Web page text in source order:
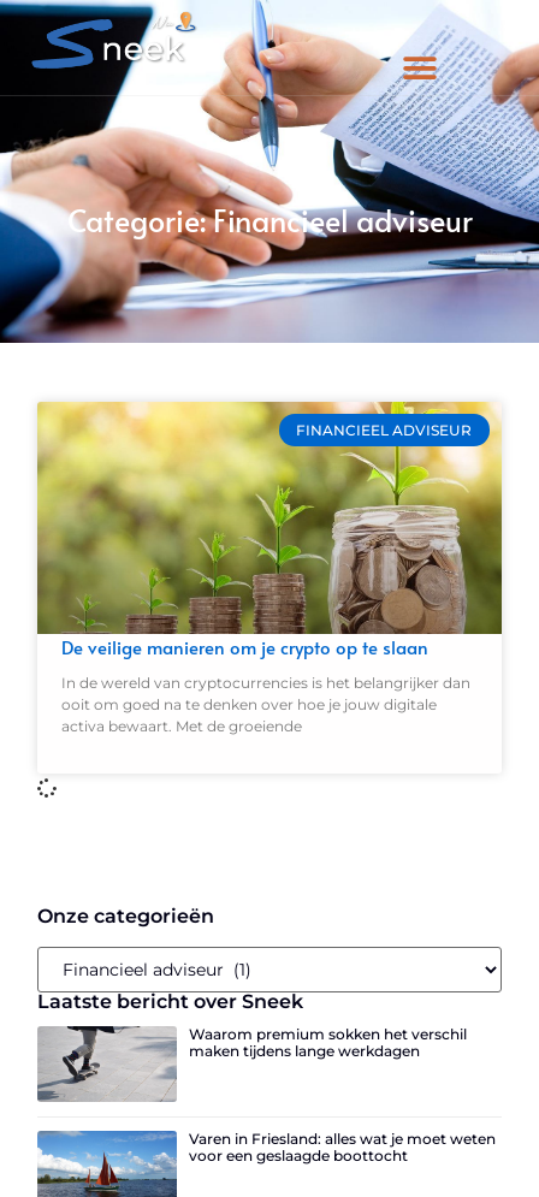
Categorie: Financieel adviseur
FINANCIEEL ADVISEUR
De veilige manieren om je crypto op te slaan
In de wereld van cryptocurrencies is het belangrijker dan
ooit om goed na te denken over hoe je jouw digitale
activa bewaart. Met de groeiende
Onze categorieën
Laatste bericht over Sneek
Waarom premium sokken het verschil
maken tijdens lange werkdagen
Varen in Friesland: alles wat je moet weten
voor een geslaagde boottocht